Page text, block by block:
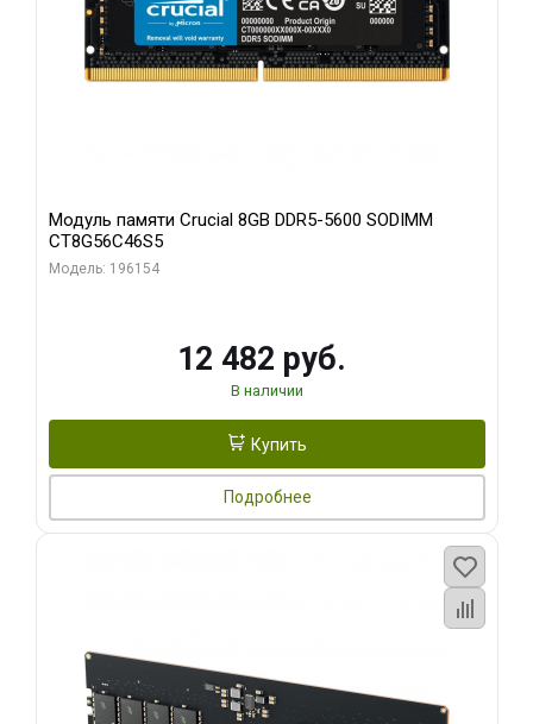
Модуль памяти Crucial 8GB DDR5-5600 SODIMM
CT8G56C46S5
Модель: 196154
12 482 руб.
В наличии
Купить
Подробнее